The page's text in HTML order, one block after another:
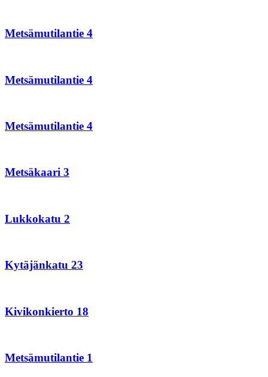
Metsämutilantie 4
Metsämutilantie 4
Metsämutilantie 4
Metsäkaari 3
Lukkokatu 2
Kytäjänkatu 23
Kivikonkierto 18
Metsämutilantie 1